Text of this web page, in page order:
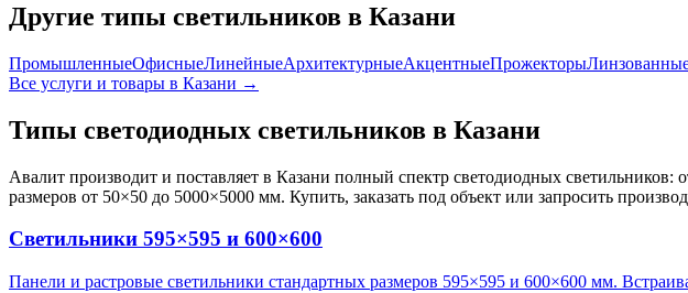
Другие типы светильников в Казани
ПромышленныеОфисныеЛинейныеАрхитектурныеАкцентныеПрожекторы
Все услуги и товары в Казани →
Типы светодиодных светильников в Казани
Авалит производит и поставляет в Казани полный спектр светодиодных
размеров от 50×50 до 5000×5000 мм. Купить, заказать под объект или запросить
Светильники 595×595 и 600×600
Панели и растровые светильники стандартных размеров 595×595 и 600×600 мм.